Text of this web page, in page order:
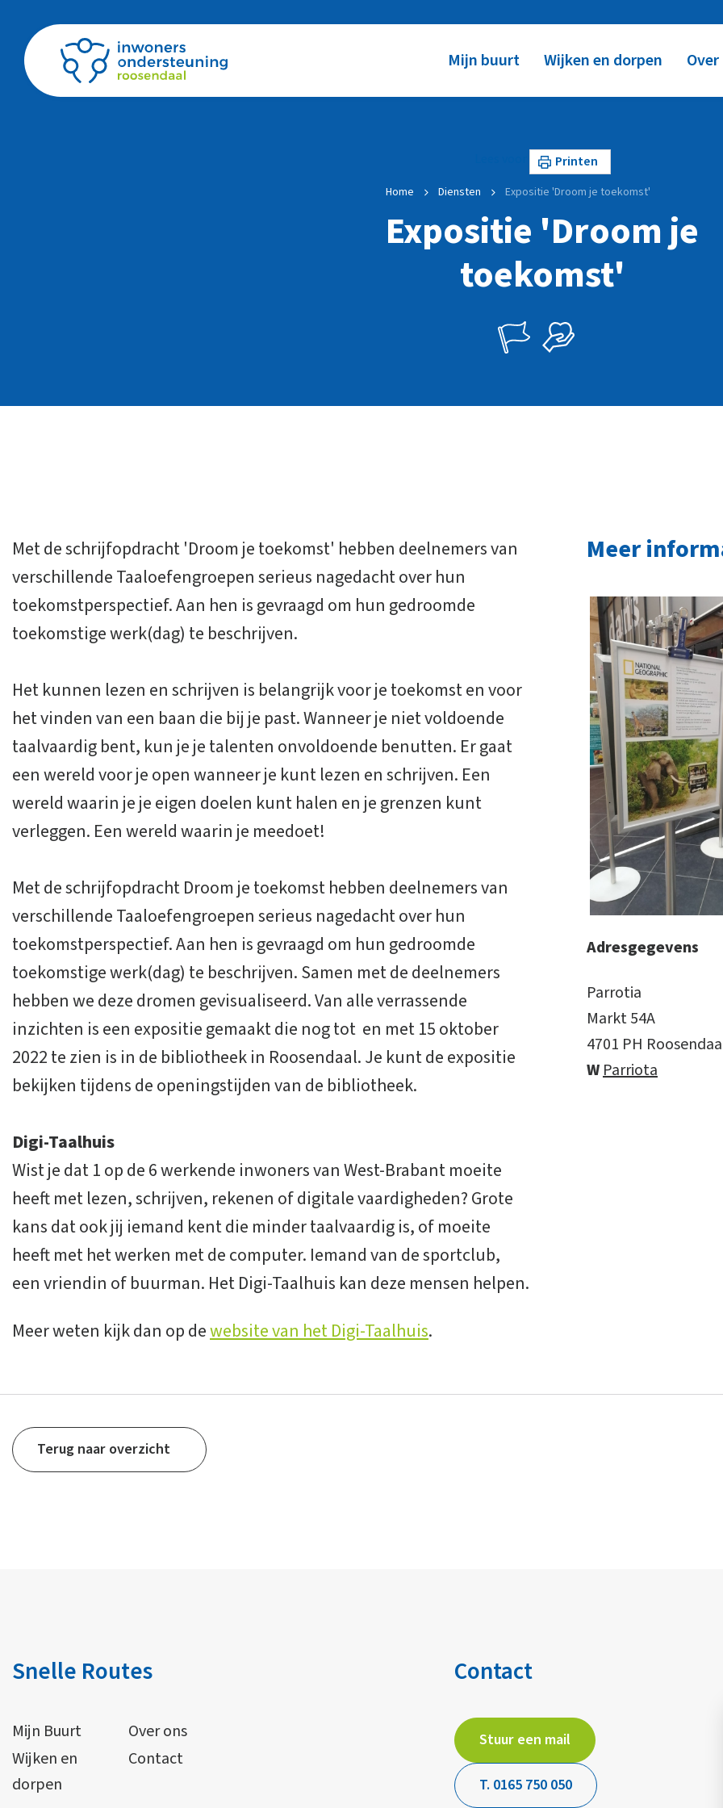
Mijn buurt Wijken en dorpen
Printen
Home Diensten Expositie 'Droom je toekomst'
Expositie 'Droom je
toekomst'
Met de schrijfopdracht 'Droom je toekomst' hebben deelnemers van
verschillende Taaloefengroepen serieus nagedacht over hun
toekomstperspectief. Aan hen is gevraagd om hun gedroomde
toekomstige werk(dag) te beschrijven.
Het kunnen lezen en schrijven is belangrijk voor je toekomst en voor
het vinden van een baan die bij je past. Wanneer je niet voldoende
taalvaardig bent, kun je je talenten onvoldoende benutten. Er gaat
een wereld voor je open wanneer je kunt lezen en schrijven. Een
wereld waarin je je eigen doelen kunt halen en je grenzen kunt
verleggen. Een wereld waarin je meedoet!
Met de schrijfopdracht Droom je toekomst hebben deelnemers van
verschillende Taaloefengroepen serieus nagedacht over hun
toekomstperspectief. Aan hen is gevraagd om hun gedroomde
toekomstige werk(dag) te beschrijven. Samen met de deelnemers
hebben we deze dromen gevisualiseerd. Van alle verrassende
inzichten is een expositie gemaakt die nog tot en met 15 oktober
2022 te zien is in de bibliotheek in Roosendaal. Je kunt de expositie
bekijken tijdens de openingstijden van de bibliotheek.
Digi-Taalhuis
Wist je dat 1 op de 6 werkende inwoners van West-Brabant moeite
heeft met lezen, schrijven, rekenen of digitale vaardigheden? Grote
kans dat ook jij iemand kent die minder taalvaardig is, of moeite
heeft met het werken met de computer. Iemand van de sportclub,
een vriendin of buurman. Het Digi-Taalhuis kan deze mensen helpen.
Meer weten kijk dan op dewebsite van het Digi-Taalhuis.
Meer
Adresgegevens
Parrotia
Markt 54A
4701 PH
WParriota
Terug naar overzicht
Snelle Routes
Mijn Buurt
Over ons
Wijken en
dorpen
Contact
Contact
Stuur een mail
T. 0165 750 050